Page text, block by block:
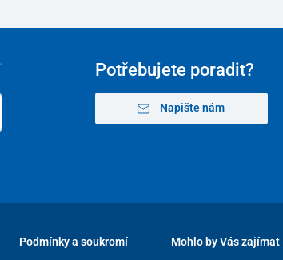
Potřebujete poradit?
Napište nám
Podmínky a soukromí Mohlo by Vás zajímat